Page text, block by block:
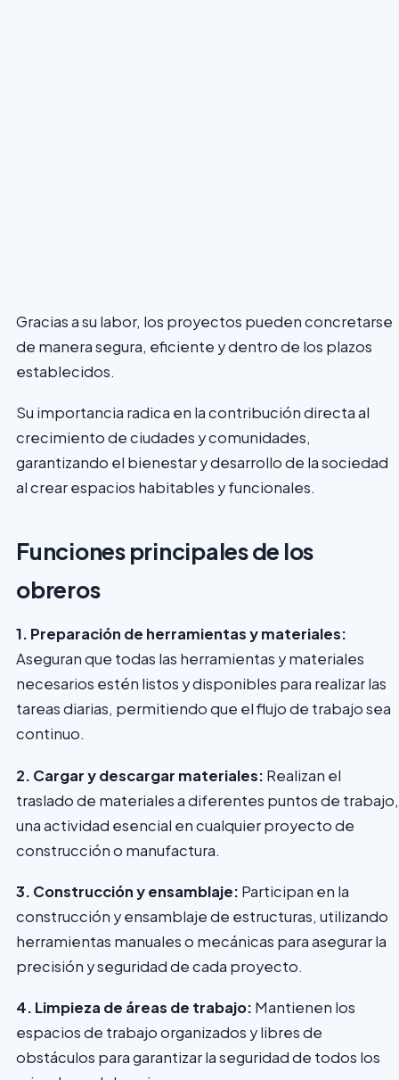
Gracias a su labor, los proyectos pueden concretarse
de manera segura, eficiente y dentro de los plazos
establecidos.
Su importancia radica en la contribución directa al
crecimiento de ciudades y comunidades,
garantizando el bienestar y desarrollo de la sociedad
al crear espacios habitables y funcionales.
Funciones principales de los
obreros
1. Preparación de herramientas y materiales:
Aseguran que todas las herramientas y materiales
necesarios estén listos y disponibles para realizar las
tareas diarias, permitiendo que el flujo de trabajo sea
continuo.
2. Cargar y descargar materiales: Realizan el
traslado de materiales a diferentes puntos de trabajo,
una actividad esencial en cualquier proyecto de
construcción o manufactura.
3. Construcción y ensamblaje: Participan en la
construcción y ensamblaje de estructuras, utilizando
herramientas manuales o mecánicas para asegurar la
precisión y seguridad de cada proyecto.
4. Limpieza de áreas de trabajo: Mantienen los
espacios de trabajo organizados y libres de
obstáculos para garantizar la seguridad de todos los